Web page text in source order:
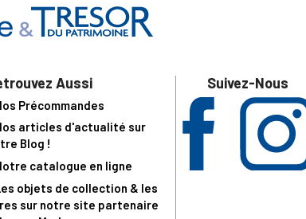
Aussi
Précommandes
articles d'actualité sur
Blog !
catalogue en ligne
objets de collection & les
sur notre site partenaire
Suivez-Nous